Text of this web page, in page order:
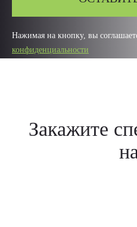
Нажимая на кнопку, вы
конфиденциальности
Закажите